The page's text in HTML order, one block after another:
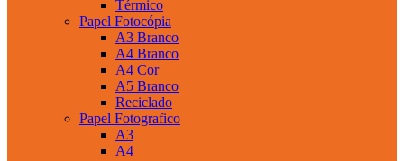
Térmico
Papel Fotocópia
A3 Branco
A4 Branco
A4 Cor
A5 Branco
Reciclado
Papel Fotografico
A3
A4